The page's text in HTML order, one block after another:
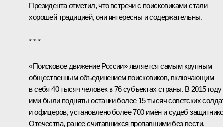
Президента отметил, что встречи с поисковиками стали
хорошей традицией, они интересны и содержательны.
* * *
«Поисковое движение России» является самым крупным
общественным объединением поисковиков, включающим
в себя 40 тысяч человек в 76 субъектах страны. В 2015 году
ими были подняты останки более 15 тысяч советских
и офицеров, установлено более 700 имён и судеб
Отечества, ранее считавшихся пропавшими без вести.